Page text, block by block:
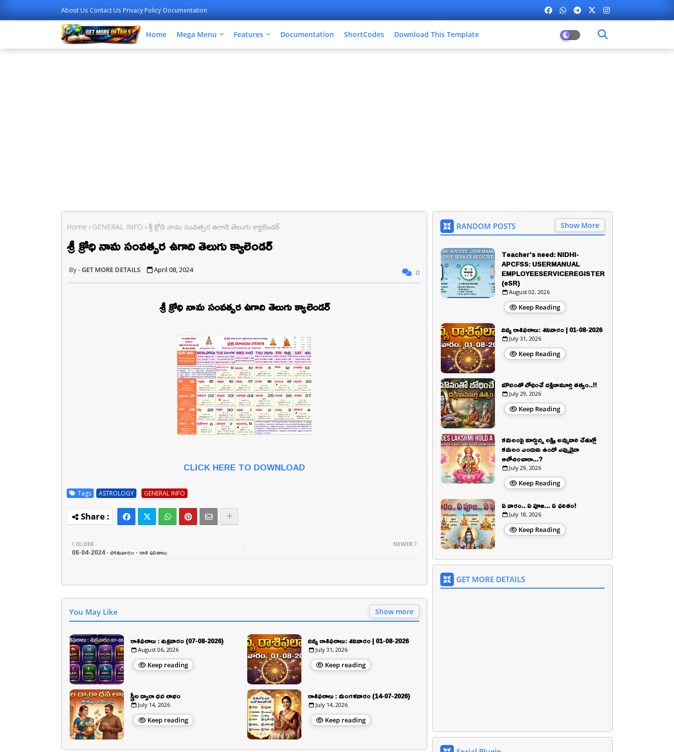
About Us Contact Us Privacy Policy Documentation
Home Mega Menu Features Documentation ShortCodes Download This Template
Home GENERAL INFO శ్రీ క్రోధి నామ సంవత్సర ఉగాది తెలుగు క్యాలెండర్
శ్రీ క్రోధి నామ సంవత్సర ఉగాది తెలుగు క్యాలెండర్
GET MORE DETAILS April 08, 2024 0
శ్రీ క్రోధి నామ సంవత్సర ఉగాది తెలుగు క్యాలెండర్
CLICK HERE TO DOWNLOAD
Tags ASTROLOGY GENERAL INFO
NEWER
OLDER
08-04-2024 - సోమవారం - రాశి ఫలితాలు
You May Like Show more
రాశిఫలాలు : శుక్రవారం (07-08-2026)
August 06, 2026
Keep reading
దివ్య రాశిఫలాలు: శనివారం | 01-08-2026
July 31, 2026
Keep reading
స్త్రీల ద్వారా ధన లాభం
July 14, 2026
Keep reading
రాశిఫలాలు : మంగళవారం (14-07-2026)
July 14, 2026
Keep reading
RANDOM POSTS Show More
Teacher's need: NIDHI-
APCFSS: USERMANUAL
EMPLOYEESERVICEREGISTER
(eSR)
August 02, 2026
Keep Reading
దివ్య రాశిఫలాలు: శనివారం | 01-08-2026
July 31, 2026
Keep Reading
మౌనంతో బోధించే దక్షిణామూర్తి తత్వం..!!
July 29, 2026
Keep Reading
కమలంపై కూర్చున్న లక్ష్మి అమ్మవారి చేతుల్లో
కమలం ఎందుకు ఉందో ఎప్పుడైనా
ఆలోచించారా...?
July 29, 2026
Keep Reading
ఏ వారం.. ఏ పూజ... ఏ ఫలితం!
July 18, 2026
Keep Reading
GET MORE DETAILS